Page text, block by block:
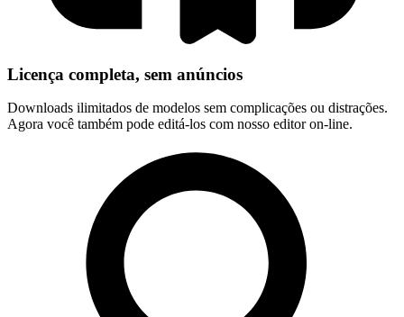
Licença completa, sem anúncios
Downloads ilimitados de modelos sem complicações ou distrações.
Agora você também pode editá-los com nosso editor on-line.